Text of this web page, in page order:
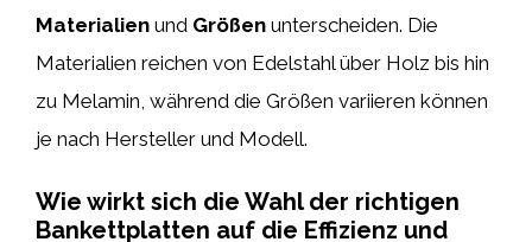
Materialien und Größen unterscheiden. Die
Materialien reichen von Edelstahl über Holz bis hin
zu Melamin, während die Größen variieren können
je nach Hersteller und Modell.
Wie wirkt sich die Wahl der richtigen
Bankettplatten auf die Effizienz und